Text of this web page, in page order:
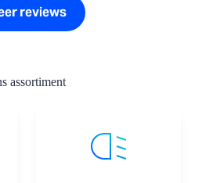
reviews
assortiment